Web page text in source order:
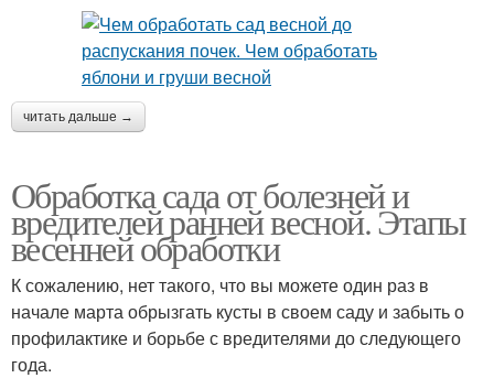
читать дальше →
Обработка сада от болезней и
вредителей ранней весной. Этапы
весенней обработки
К сожалению, нет такого, что вы можете один раз в
начале марта обрызгать кусты в своем саду и забыть о
профилактике и борьбе с вредителями до следующего
года.